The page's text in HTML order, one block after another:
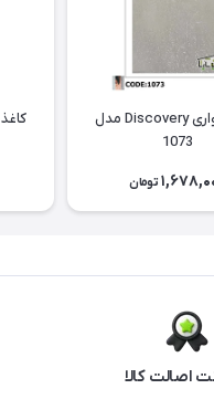
کاغذ دیواری Discovery مدل
1073
تومان
اصالت کالا